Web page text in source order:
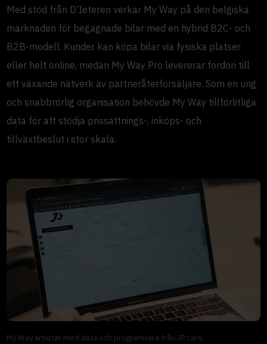
Med stöd från D’Ieteren verkar My Way på den belgiska
marknaden för begagnade bilar med en hybrid B2C- och
B2B-modell. Kunder kan köpa bilar via fysiska platser
eller helt online, medan My Way Pro levererar fordon till
ett växande nätverk av partneråterförsäljare. Som en ung
och snabbrörlig organisation behövde My Way tillförlitliga
data för att stödja prissättnings-, inköps- och
tillväxtbeslut i stor skala.
My Way arbetar med data och programvara från JP.cars.